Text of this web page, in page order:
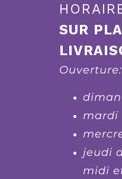
SUR
Ouverture:
mardi
jeudi
midi